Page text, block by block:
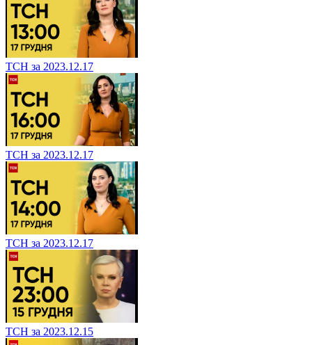
ТСН за 2023.12.17
ТСН за 2023.12.17
ТСН за 2023.12.17
ТСН за 2023.12.15